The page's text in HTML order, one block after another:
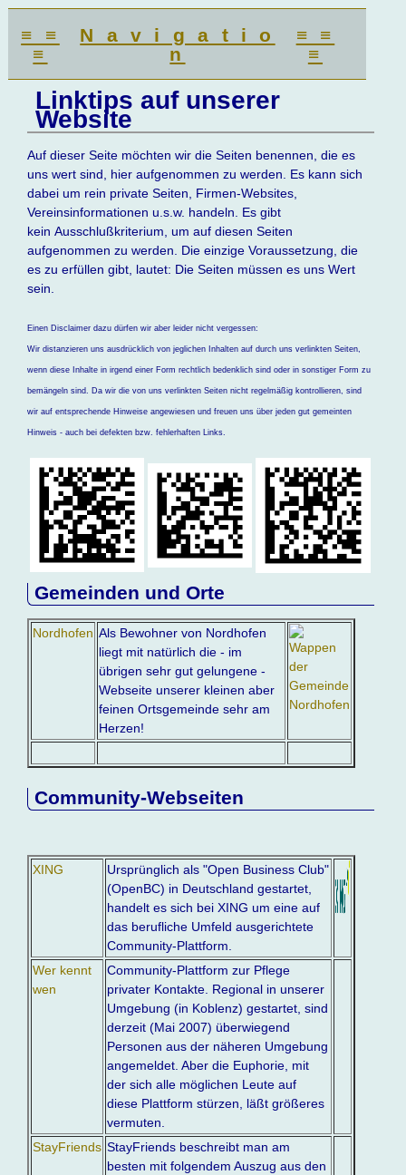
≡ ≡
≡
N a v i g a t i o
n
≡ ≡
≡
Linktips auf unserer
Website
Auf dieser Seite möchten wir die Seiten benennen, die es
uns wert sind, hier aufgenommen zu werden. Es kann sich
dabei um rein private Seiten, Firmen-Websites,
Vereinsinformationen u.s.w. handeln. Es gibt
kein Ausschlußkriterium, um auf diesen Seiten
aufgenommen zu werden. Die einzige Voraussetzung, die
es zu erfüllen gibt, lautet: Die Seiten müssen es uns Wert
sein.
Einen Disclaimer dazu dürfen wir aber leider nicht vergessen:
Wir distanzieren uns ausdrücklich von jeglichen Inhalten auf durch uns verlinkten Seiten,
wenn diese Inhalte in irgend einer Form rechtlich bedenklich sind oder in sonstiger Form zu
bemängeln sind. Da wir die von uns verlinkten Seiten nicht regelmäßig kontrollieren, sind
wir auf entsprechende Hinweise angewiesen und freuen uns über jeden gut gemeinten
Hinweis - auch bei defekten bzw. fehlerhaften Links.
Gemeinden und Orte
Nordhofen Als Bewohner von Nordhofen
liegt mit natürlich die - im
übrigen sehr gut gelungene -
Webseite unserer kleinen aber
feinen Ortsgemeinde sehr am
Herzen!
Community-Webseiten
XING
Ursprünglich als "Open Business Club"
(OpenBC) in Deutschland gestartet,
handelt es sich bei XING um eine auf
das berufliche Umfeld ausgerichtete
Community-Plattform.
Wer kennt
wen
Community-Plattform zur Pflege
privater Kontakte. Regional in unserer
Umgebung (in Koblenz) gestartet, sind
derzeit (Mai 2007) überwiegend
Personen aus der näheren Umgebung
angemeldet. Aber die Euphorie, mit
der sich alle möglichen Leute auf
diese Plattform stürzen, läßt größeres
vermuten.
StayFriends StayFriends beschreibt man am
besten mit folgendem Auszug aus den